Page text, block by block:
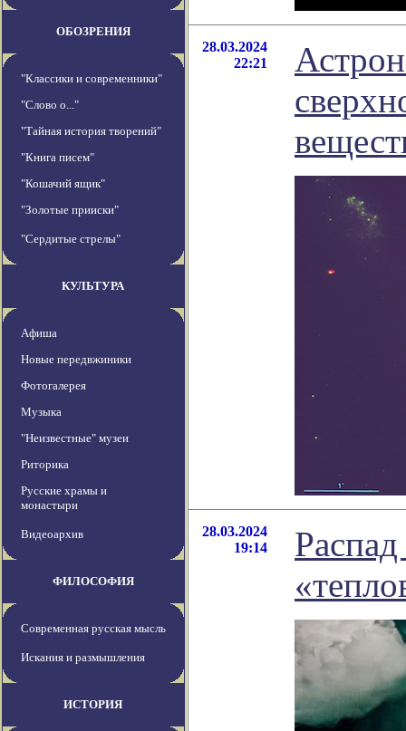
ОБОЗРЕНИЯ
"Классики и современники"
"Слово о..."
"Тайная история творений"
"Книга писем"
"Кошачий ящик"
"Золотые прииски"
"Сердитые стрелы"
КУЛЬТУРА
Афиша
Новые передвжиники
Фотогалерея
Музыка
"Неизвестные" музеи
Риторика
Русские храмы и
монастыри
Видеоархив
ФИЛОСОФИЯ
Современная русская мысль
Искания и размышления
ИСТОРИЯ
28.03.2024
22:21
28.03.2024
19:14